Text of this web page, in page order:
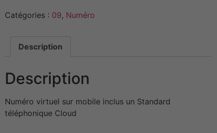
Catégories : 09, Numéro
Description
Description
Numéro virtuel sur mobile inclus un Standard
téléphonique Cloud